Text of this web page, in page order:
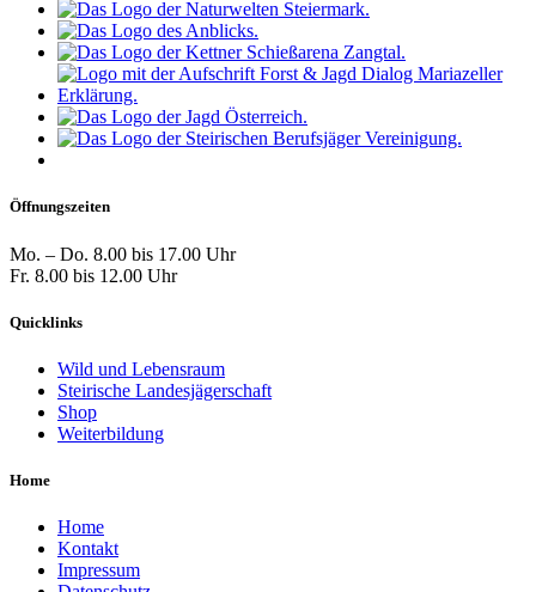
Öffnungszeiten
Mo. – Do. 8.00 bis 17.00 Uhr
Fr. 8.00 bis 12.00 Uhr
Quicklinks
Wild und Lebensraum
Steirische Landesjägerschaft
Shop
Weiterbildung
Home
Home
Kontakt
Impressum